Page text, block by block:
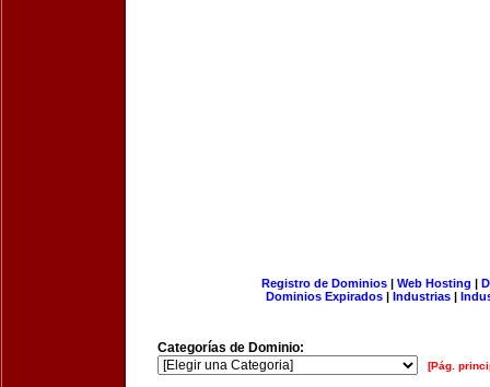
Registro de Dominios| Web Hosting |
Dominios Expirados | Industrias |
Categorías de Dominio:
[Pág.